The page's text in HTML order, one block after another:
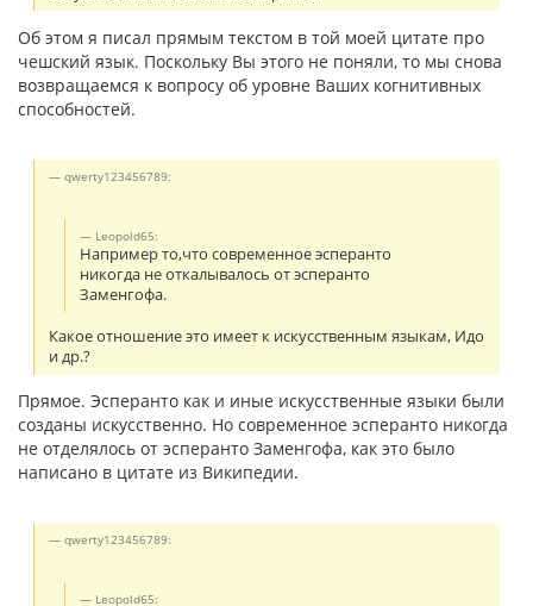
Об этом я писал прямым текстом в той моей цитате про
чешский язык. Поскольку Вы этого не поняли, то мы снова
возвращаемся к вопросу об уровне Ваших когнитивных
способностей.
qwerty123456789:
Leopold65:
Например то,что современное эсперанто
никогда не откалывалось от эсперанто
Заменгофа.
Какое отношение это имеет к искусственным языкам, Идо
и др.?
Прямое. Эсперанто как и иные искусственные языки были
созданы искусственно. Но современное эсперанто никогда
не отделялось от эсперанто Заменгофа, как это было
написано в цитате из Википедии.
qwerty123456789:
Leopold65: